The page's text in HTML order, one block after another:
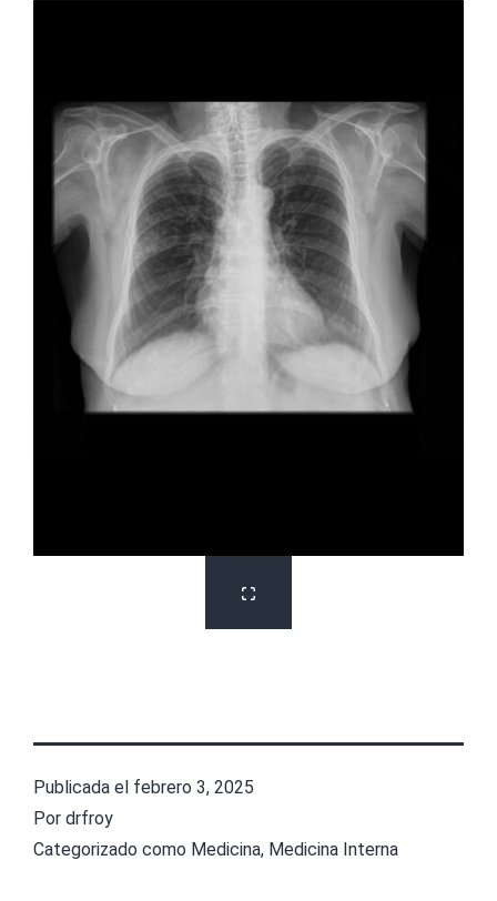
Publicada el febrero 3, 2025
Por drfroy
Categorizado como Medicina, Medicina Interna